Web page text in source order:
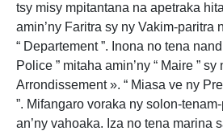
tsy misy mpitantana na apetraka
amin’ny Faritra sy ny Vakim-paritra
“ Departement ”. Inona no tena
Police ” mitaha amin’ny “ Maire ”
Arrondissement ». “ Miasa ve ny
”. Mifangaro voraka ny solon-
an’ny vahoaka. Iza no tena marina